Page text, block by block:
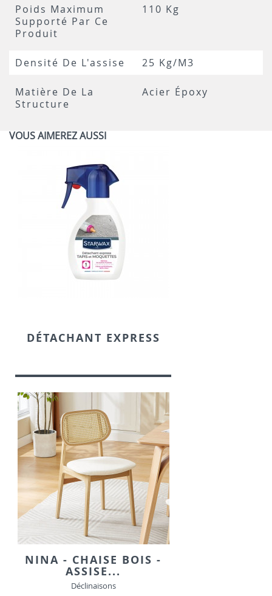
Poids Maximum
Supporté Par Ce
Produit
110 Kg
Densité De L'assise 25 Kg/m3
Matière De La
Structure
Acier Époxy
VOUS AIMEREZ AUSSI
DÉTACHANT EXPRESS
NINA - CHAISE BOIS -
ASSISE...
Déclinaisons